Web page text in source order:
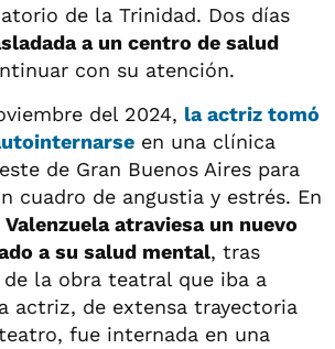
de la Trinidad. Dos días
a un centro de salud
con su atención.
del 2024, la actriz tomó
en una clínica
de Gran Buenos Aires para
cuadro de angustia y estrés. En
Valenzuela atraviesa un nuevo
a su salud mental, tras
de la obra teatral que iba a
actriz, de extensa trayectoria
fue internada en una